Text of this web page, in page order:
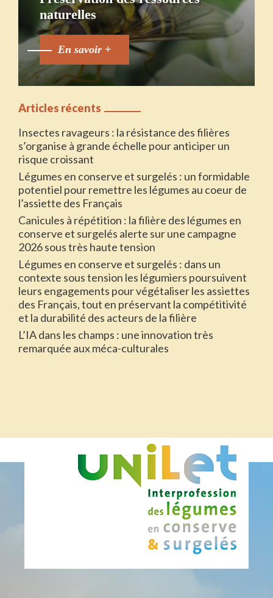
naturelles
En savoir +
Articles récents
Insectes ravageurs : la résistance des filières
s’organise à grande échelle pour anticiper un
risque croissant
Légumes en conserve et surgelés : un formidable
potentiel pour remettre les légumes au coeur de
l’assiette des Français
Canicules à répétition : la filière des légumes en
conserve et surgelés alerte sur une campagne
2026 sous très haute tension
Légumes en conserve et surgelés : dans un
contexte sous tension les légumiers poursuivent
leurs engagements pour végétaliser les assiettes
des Français, tout en préservant la compétitivité
et la durabilité des acteurs de la filière
L’IA dans les champs : une innovation très
remarquée aux méca-culturales